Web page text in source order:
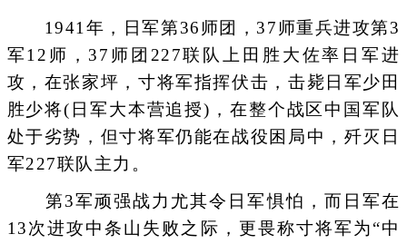
1941年，日军第36师团，37师重兵进攻第3
军12师，37师团227联队上田胜大佐率日军进
攻，在张家坪，寸将军指挥伏击，击毙日军少田
胜少将(日军大本营追授)，在整个战区中国军队
处于劣势，但寸将军仍能在战役困局中，歼灭日
军227联队主力。
第3军顽强战力尤其令日军惧怕，而日军在
13次进攻中条山失败之际，更畏称寸将军为“中